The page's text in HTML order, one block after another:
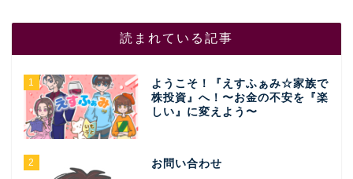
読まれている記事
1
ようこそ！『えすふぁみ☆家族で
株投資』へ！〜お金の不安を『楽
しい』に変えよう〜
2 お問い合わせ